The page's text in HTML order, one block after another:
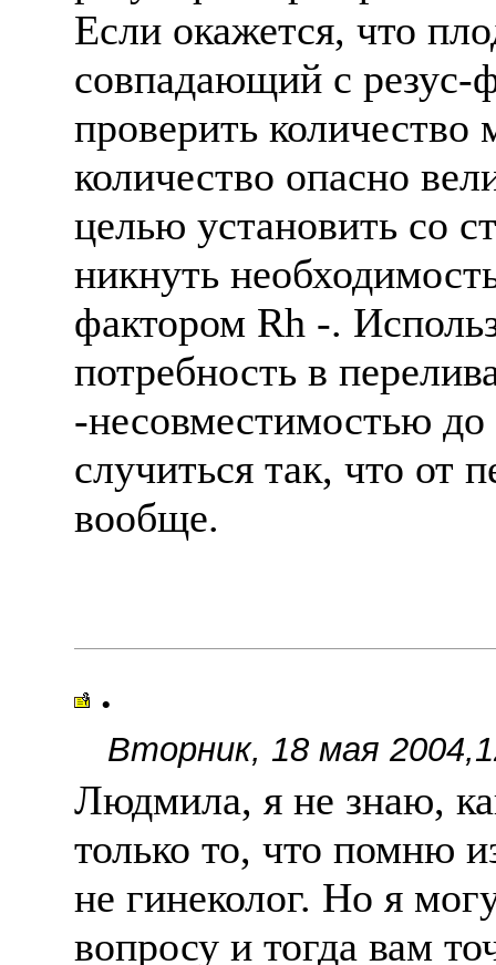
Если окажется, что
совпадающий с резус-
проверить количество
количество опасно
целью установить со
никнуть
фактором Rh -.
потребность в
-несовместимостью
случиться так, что от
вообще.
.
Вторник, 18 мая
Людмила, я не знаю,
только то, что помню
не гинеколог. Но я
вопросу и тогда вам